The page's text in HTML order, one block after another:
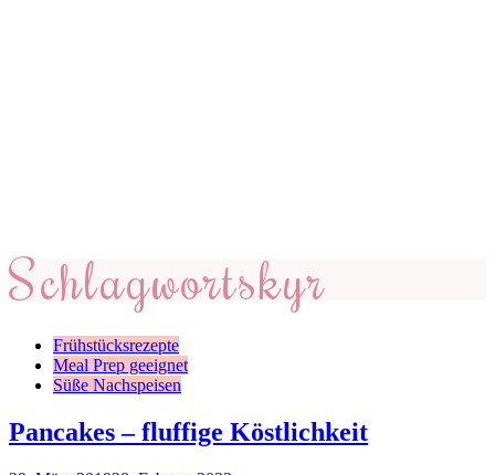
Schlagwortskyr
Frühstücksrezepte
Meal Prep geeignet
Süße Nachspeisen
Pancakes – fluffige Köstlichkeit